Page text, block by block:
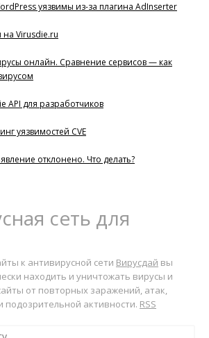
уязвимы из-за плагина AdInserter
на Virusdie.ru
онлайн. Сравнение сервисов — как
API для разработчиков
уязвимостей CVE
отклонено. Что делать?
сеть для
к антивирусной сети Вирусдай вы
находить и уничтожать вирусы и
от повторных заражений, атак,
подозрительной активности. RSS